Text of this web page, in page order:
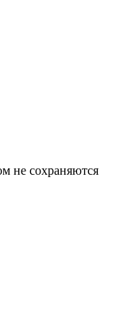
не сохраняются